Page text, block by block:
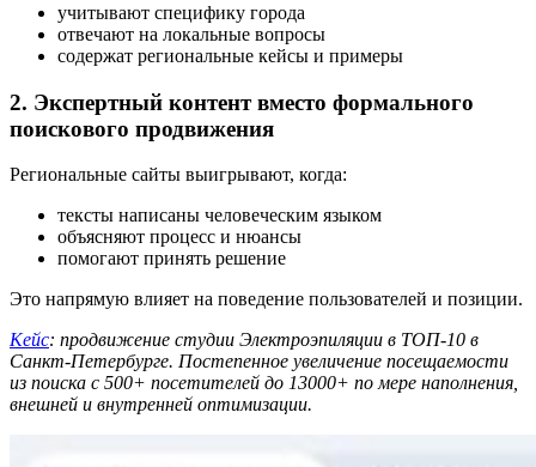
учитывают специфику города
отвечают на локальные вопросы
содержат региональные кейсы и примеры
2. Экспертный контент вместо формального
поискового продвижения
Региональные сайты выигрывают, когда:
тексты написаны человеческим языком
объясняют процесс и нюансы
помогают принять решение
Это напрямую влияет на поведение пользователей и позиции.
Кейс: продвижение студии Электроэпиляции в ТОП-10 в
Санкт-Петербурге. Постепенное увеличение посещаемости
из поиска с 500+ посетителей до 13000+ по мере наполнения,
внешней и внутренней оптимизации.